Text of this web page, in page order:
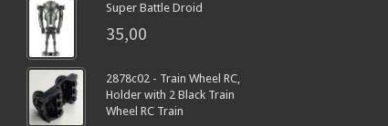
Super Battle Droid
35,00
2878c02 - Train Wheel RC,
Holder with 2 Black Train
Wheel RC Train